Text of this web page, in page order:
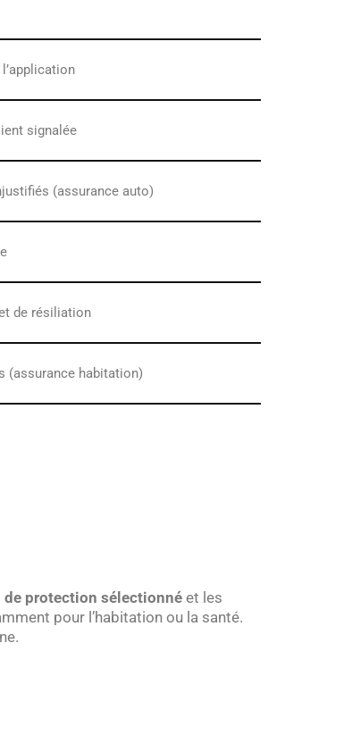
signalée
(assurance auto)
de résiliation
(assurance habitation)
de protection sélectionné et les
pour l’habitation ou la santé.